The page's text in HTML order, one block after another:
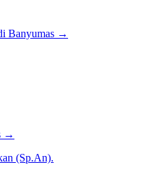
Banyumas →
→
(Sp.An).